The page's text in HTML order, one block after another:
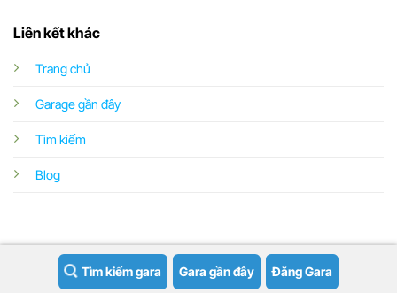
Liên kết khác
Trang chủ
Garage gần đây
Tìm kiếm
Blog
Copyright 2026 ©Garageoto.vn
Tìm kiếm gara Gara gần đây Đăng Gara